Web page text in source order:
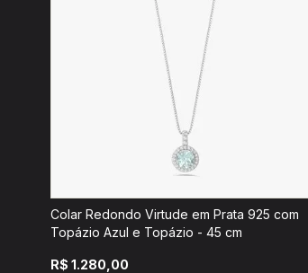
Colar Redondo Virtude em Prata 925 com
Topázio Azul e Topázio - 45 cm
R$ 1.280,00